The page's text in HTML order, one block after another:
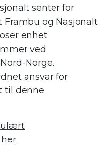
senter for
Frambu og Nasjonalt
enhet
ved
Norge.
ansvar for
til denne